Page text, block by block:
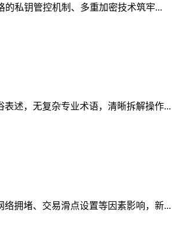
私钥管控机制、多重加密技术筑牢...
述，无复杂专业术语，清晰拆解操作...
拥堵、交易滑点设置等因素影响，新...